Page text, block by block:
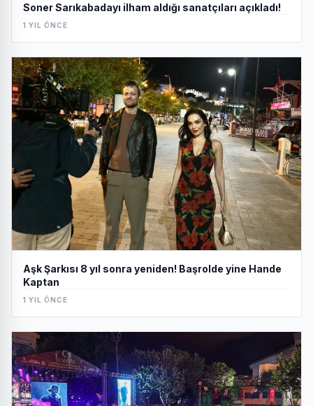
Soner Sarıkabadayı ilham aldığı sanatçıları açıkladı!
1 YIL ÖNCE
Aşk Şarkısı 8 yıl sonra yeniden! Başrolde yine Hande
Kaptan
1 YIL ÖNCE